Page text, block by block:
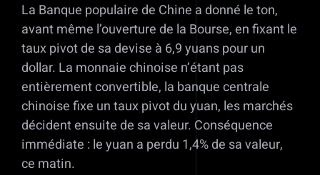
La Banque populaire de Chine a donné le ton,
avant même l’ouverture de la Bourse, en fixant le
taux pivot de sa devise à 6,9 yuans pour un
dollar. La monnaie chinoise n’étant pas
entièrement convertible, la banque centrale
chinoise fixe un taux pivot du yuan, les marchés
décident ensuite de sa valeur. Conséquence
immédiate : le yuan a perdu 1,4% de sa valeur,
ce matin.